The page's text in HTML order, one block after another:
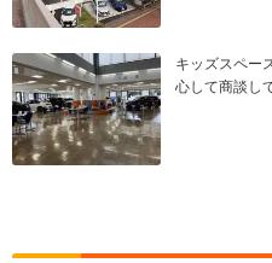
キッズスペー
心して商談し